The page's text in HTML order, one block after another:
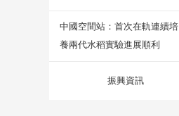
中國空間站：首次在軌連續培
養兩代水稻實驗進展順利
振興資訊